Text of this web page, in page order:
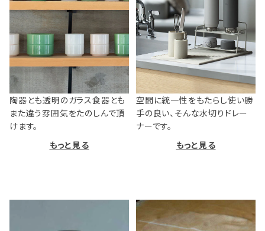
陶器とも透明のガラス食器とも
また違う雰囲気をたのしんで頂
けます。
もっと見る
空間に統一性をもたらし使い勝
手の良い、そんな水切りドレー
ナーです。
もっと見る